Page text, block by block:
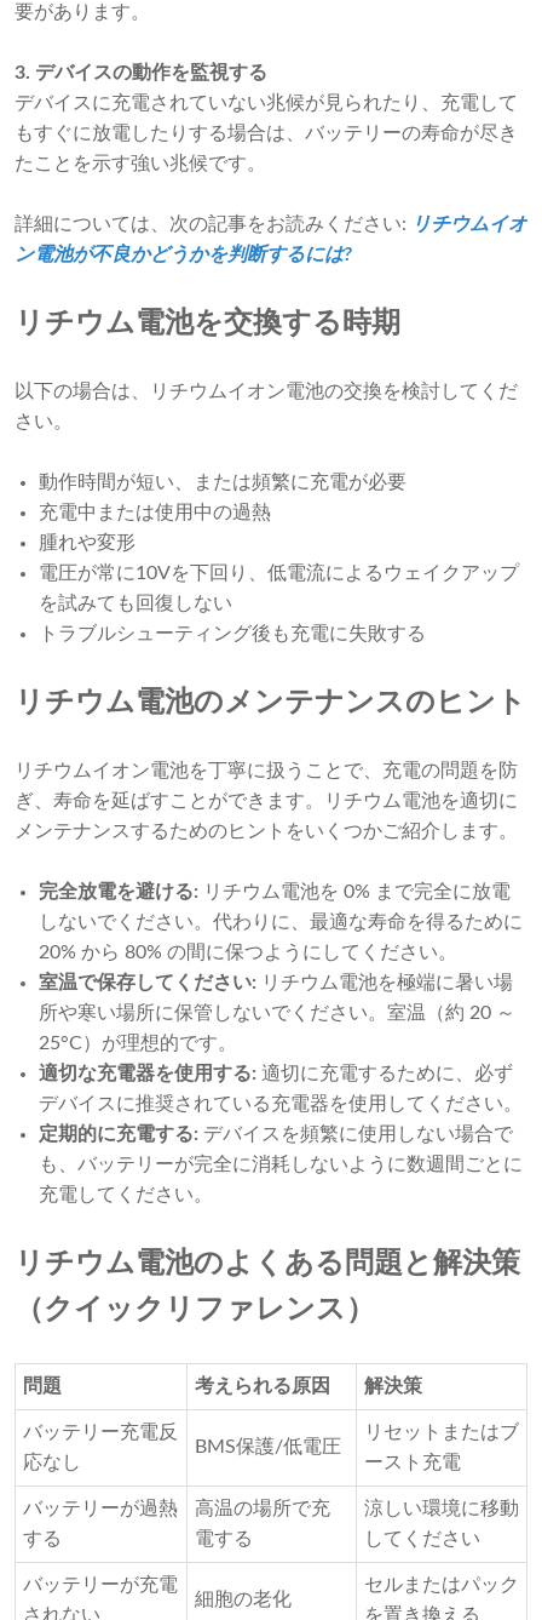
要があります。
3. デバイスの動作を監視する
デバイスに充電されていない兆候が見られたり、充電して
もすぐに放電したりする場合は、バッテリーの寿命が尽き
たことを示す強い兆候です。
詳細については、次の記事をお読みください: リチウムイオ
ン電池が不良かどうかを判断するには?
リチウム電池を交換する時期
以下の場合は、リチウムイオン電池の交換を検討してくだ
さい。
動作時間が短い、または頻繁に充電が必要
充電中または使用中の過熱
腫れや変形
電圧が常に10Vを下回り、低電流によるウェイクアップ
を試みても回復しない
トラブルシューティング後も充電に失敗する
リチウム電池のメンテナンスのヒント
リチウムイオン電池を丁寧に扱うことで、充電の問題を防
ぎ、寿命を延ばすことができます。リチウム電池を適切に
メンテナンスするためのヒントをいくつかご紹介します。
完全放電を避ける: リチウム電池を 0% まで完全に放電
しないでください。代わりに、最適な寿命を得るために
20% から 80% の間に保つようにしてください。
室温で保存してください: リチウム電池を極端に暑い場
所や寒い場所に保管しないでください。室温（約 20 ～
25°C）が理想的です。
適切な充電器を使用する: 適切に充電するために、必ず
デバイスに推奨されている充電器を使用してください。
定期的に充電する: デバイスを頻繁に使用しない場合で
も、バッテリーが完全に消耗しないように数週間ごとに
充電してください。
リチウム電池のよくある問題と解決策
（クイックリファレンス）
問題 考えられる原因 解決策
バッテリー充電反
応なし
BMS保護/低電圧
リセットまたはブ
ースト充電
バッテリーが過熱
する
高温の場所で充
電する
涼しい環境に移動
してください
バッテリーが充電
されない
細胞の老化
セルまたはパック
を置き換える